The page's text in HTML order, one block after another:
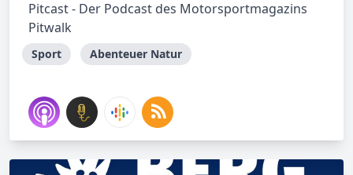
Pitcast - Der Podcast des Motorsportmagazins
Pitwalk
Sport Abenteuer Natur